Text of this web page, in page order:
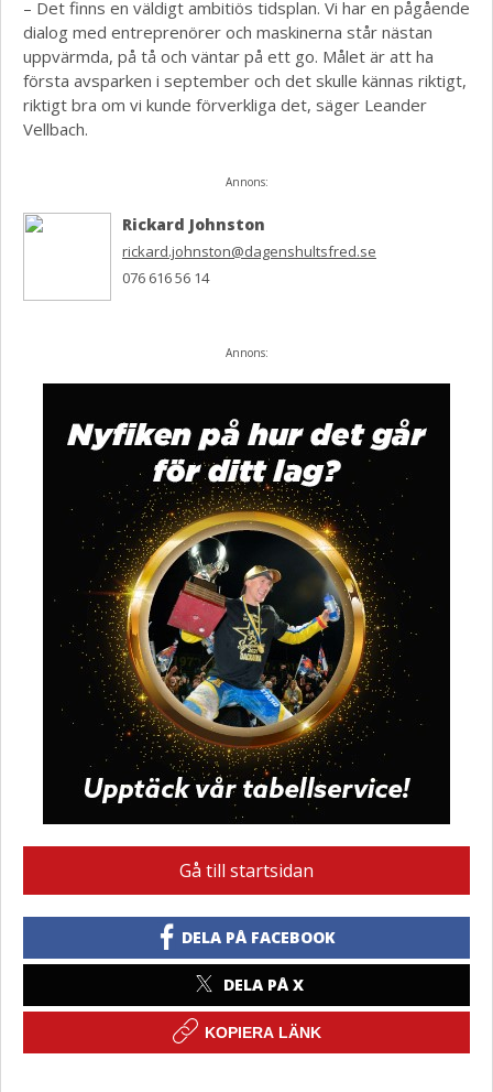
– Det finns en väldigt ambitiös tidsplan. Vi har en pågående
dialog med entreprenörer och maskinerna står nästan
uppvärmda, på tå och väntar på ett go. Målet är att ha
första avsparken i september och det skulle kännas riktigt,
riktigt bra om vi kunde förverkliga det, säger Leander
Vellbach.
Annons:
Rickard Johnston
rickard.johnston@dagenshultsfred.se
076 616 56 14
Annons:
Gå till startsidan
DELA PÅ FACEBOOK
DELA PÅ X
KOPIERA LÄNK